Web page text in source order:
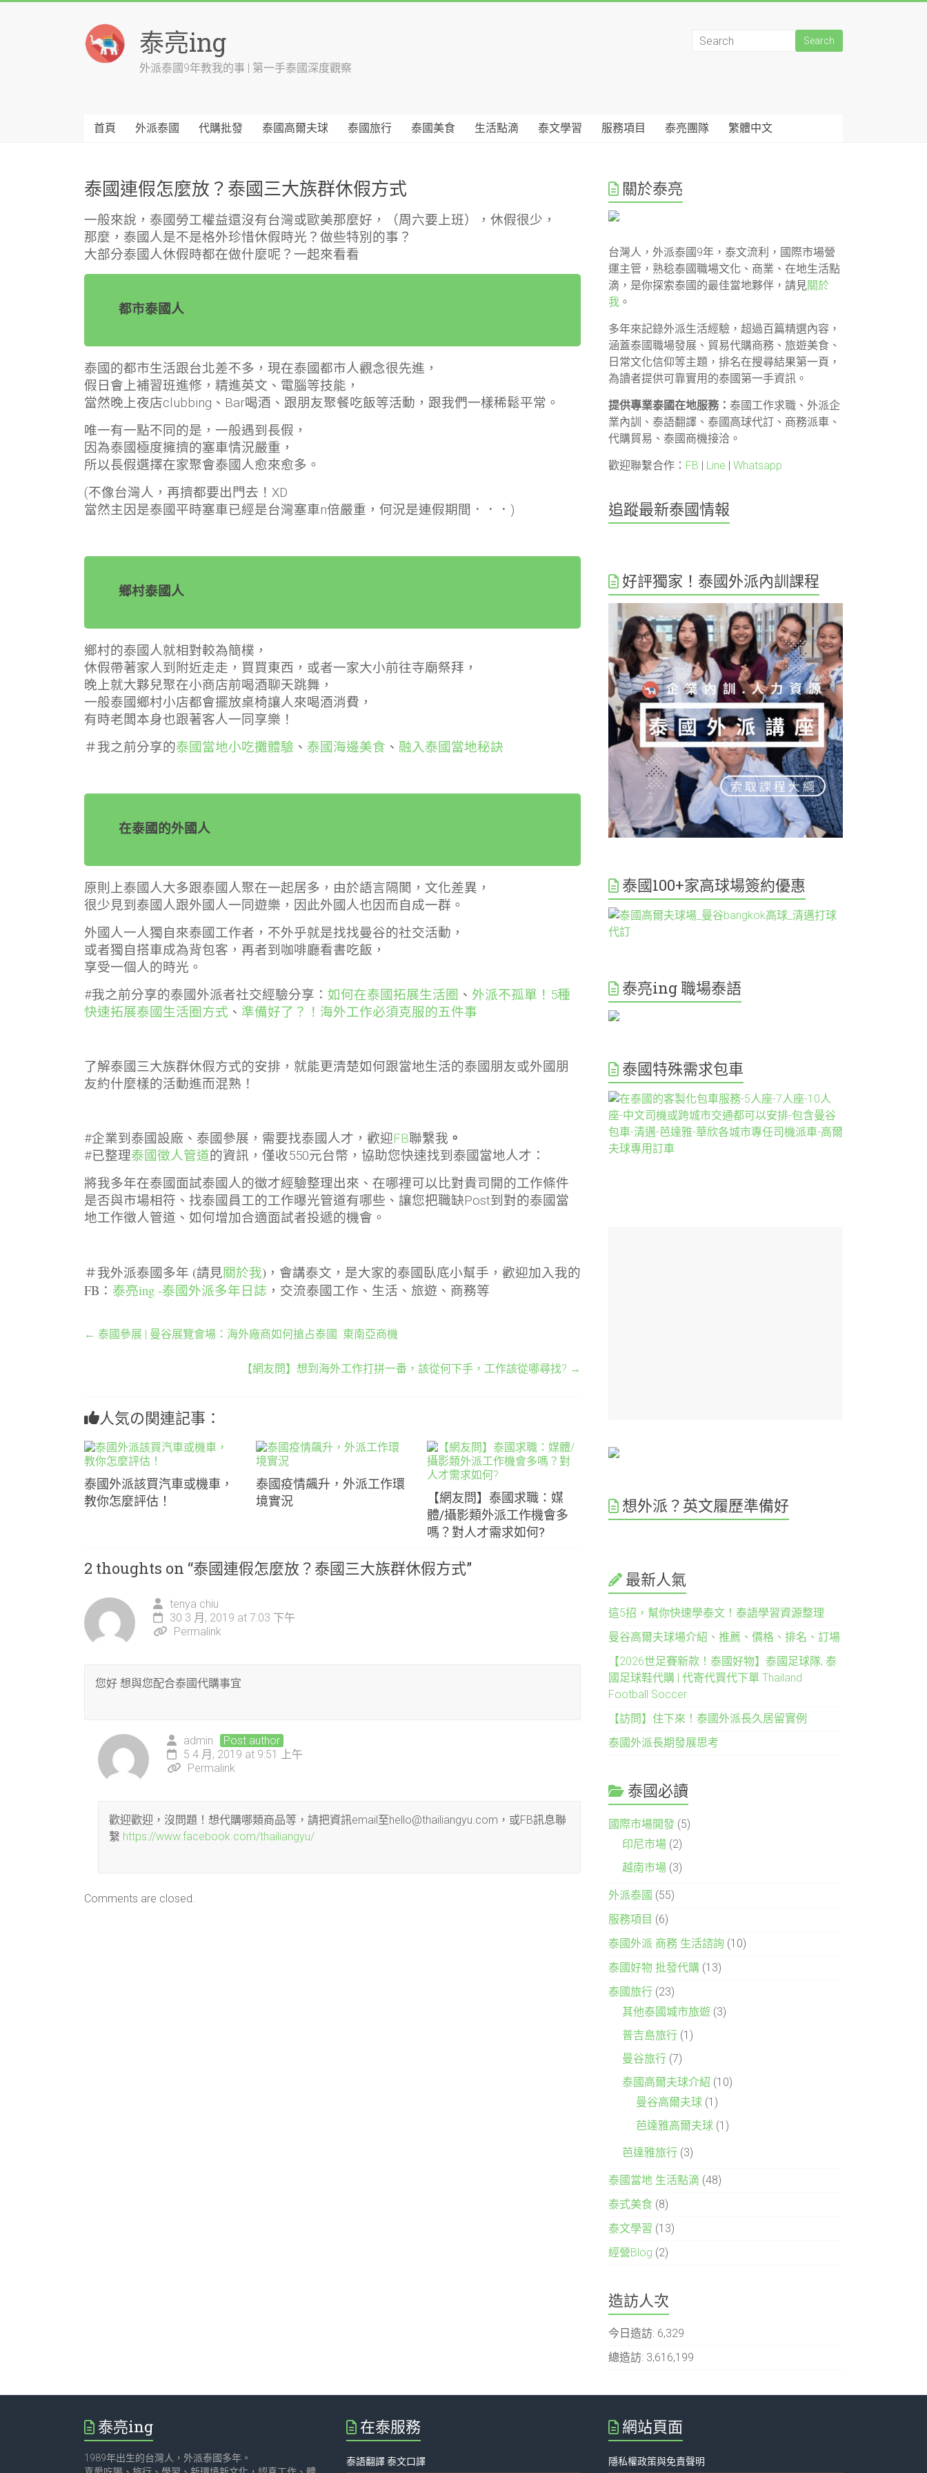
泰亮ing
外派泰國9年教我的事 | 第一手泰國深度觀察
首頁 外派泰國 代購批發 泰國高爾夫球 泰國旅行 泰國美食 生活點滴 泰文學習 服務項目 泰亮團隊 繁體中文
泰國連假怎麼放？泰國三大族群休假方式
一般來說，泰國勞工權益還沒有台灣或歐美那麼好，（周六要上班），休假很少，
那麼，泰國人是不是格外珍惜休假時光？做些特別的事？
大部分泰國人休假時都在做什麼呢？一起來看看
都市泰國人
泰國的都市生活跟台北差不多，現在泰國都市人觀念很先進，
假日會上補習班進修，精進英文、電腦等技能，
當然晚上夜店clubbing、Bar喝酒、跟朋友聚餐吃飯等活動，跟我們一樣稀鬆平常。
唯一有一點不同的是，一般遇到長假，
因為泰國極度擁擠的塞車情況嚴重，
所以長假選擇在家聚會泰國人愈來愈多。
(不像台灣人，再擠都要出門去！XD
當然主因是泰國平時塞車已經是台灣塞車n倍嚴重，何況是連假期間．．．)
鄉村泰國人
鄉村的泰國人就相對較為簡樸，
休假帶著家人到附近走走，買買東西，或者一家大小前往寺廟祭拜，
晚上就大夥兒聚在小商店前喝酒聊天跳舞，
一般泰國鄉村小店都會擺放桌椅讓人來喝酒消費，
有時老闆本身也跟著客人一同享樂！
＃我之前分享的泰國當地小吃攤體驗 、 泰國海邊美食 、 融入泰國當地秘訣
在泰國的外國人
原則上泰國人大多跟泰國人聚在一起居多，由於語言隔閡，文化差異，
很少見到泰國人跟外國人一同遊樂，因此外國人也因而自成一群。
外國人一人獨自來泰國工作者，不外乎就是找找曼谷的社交活動，
或者獨自搭車成為背包客，再者到咖啡廳看書吃飯，
享受一個人的時光。
#我之前分享的泰國外派者社交經驗分享： 如何在泰國拓展生活圈 、 外派不孤單！5種
快速拓展泰國生活圈方式 、 準備好了？！海外工作必須克服的五件事
了解泰國三大族群休假方式的安排，就能更清楚如何跟當地生活的泰國朋友或外國朋
友約什麼樣的活動進而混熟！
#企業到泰國設廠、泰國參展，需要找泰國人才，歡迎FB聯繫我 。
#已整理泰國徵人管道的資訊，僅收550元台幣，協助您快速找到泰國當地人才：
將我多年在泰國面試泰國人的徵才經驗整理出來、在哪裡可以比對貴司開的工作條件
是否與市場相符、找泰國員工的工作曝光管道有哪些、讓您把職缺Post到對的泰國當
地工作徵人管道、如何增加合適面試者投遞的機會。
＃我外派泰國多年 (請見關於我)，會講泰文，是大家的泰國臥底小幫手，歡迎加入我的
FB： 泰亮ing -泰國外派多年日誌 ，交流泰國工作、生活、旅遊、商務等
← 泰國參展 | 曼谷展覽會場：海外廠商如何搶占泰國. 東南亞商機
【網友問】想到海外工作打拼一番，該從何下手，工作該從哪尋找? →
人気の関連記事：
泰國外派該買汽車或機車，
教你怎麼評估！
泰國疫情飆升，外派工作環
境實況
【網友問】泰國求職：媒
體/攝影類外派工作機會多
嗎？對人才需求如何?
2 thoughts on “泰國連假怎麼放？泰國三大族群休假方式”
tenya chiu
30 3 月, 2019 at 7:03 下午
Permalink
您好 想與您配合泰國代購事宜
admin
Post author
5 4 月, 2019 at 9:51 上午
Permalink
歡迎歡迎，沒問題！想代購哪類商品等，請把資訊email至hello@thailiangyu.com，或FB訊息聯
繫 https://www.facebook.com/thailiangyu/
Comments are closed.
關於泰亮
台灣人，外派泰國9年，泰文流利，國際市場營
運主管，熟稔泰國職場文化、商業、在地生活點
滴，是你探索泰國的最佳當地夥伴，請見關於
我 。
多年來記錄外派生活經驗，超過百篇精選內容，
涵蓋泰國職場發展、貿易代購商務、旅遊美食、
日常文化信仰等主題，排名在搜尋結果第一頁，
為讀者提供可靠實用的泰國第一手資訊。
提供專業泰國在地服務：泰國工作求職、外派企
業內訓、泰語翻譯、泰國高球代訂、商務派車、
代購貿易、泰國商機接洽。
歡迎聯繫合作： FB | Line |Whatsapp
追蹤最新泰國情報
好評獨家！泰國外派內訓課程
泰國100+家高球場簽約優惠
泰亮ing 職場泰語
泰國特殊需求包車
想外派？英文履歷準備好
最新人氣
這5招，幫你快速學泰文！泰語學習資源整理
曼谷高爾夫球場介紹、推薦、價格、排名、訂場
【2026世足賽新款！泰國好物】泰國足球隊, 泰
國足球鞋代購 | 代寄代買代下單 Thailand
Football Soccer
【訪問】住下來！泰國外派長久居留實例
泰國外派長期發展思考
泰國必讀
國際市場開發 (5)
印尼市場 (2)
越南市場 (3)
外派泰國 (55)
服務項目 (6)
泰國外派 商務 生活諮詢 (10)
泰國好物 批發代購 (13)
泰國旅行 (23)
其他泰國城市旅遊 (3)
普吉島旅行 (1)
曼谷旅行 (7)
泰國高爾夫球介紹 (10)
曼谷高爾夫球 (1)
芭達雅高爾夫球 (1)
芭達雅旅行 (3)
泰國當地 生活點滴 (48)
泰式美食 (8)
泰文學習 (13)
經營Blog (2)
造訪人次
今日造訪: 6,329
總造訪: 3,616,199
泰亮ing
1989年出生的台灣人，外派泰國多年。
在泰服務
泰語翻譯 泰文口譯
網站頁面
隱私權政策與免責聲明